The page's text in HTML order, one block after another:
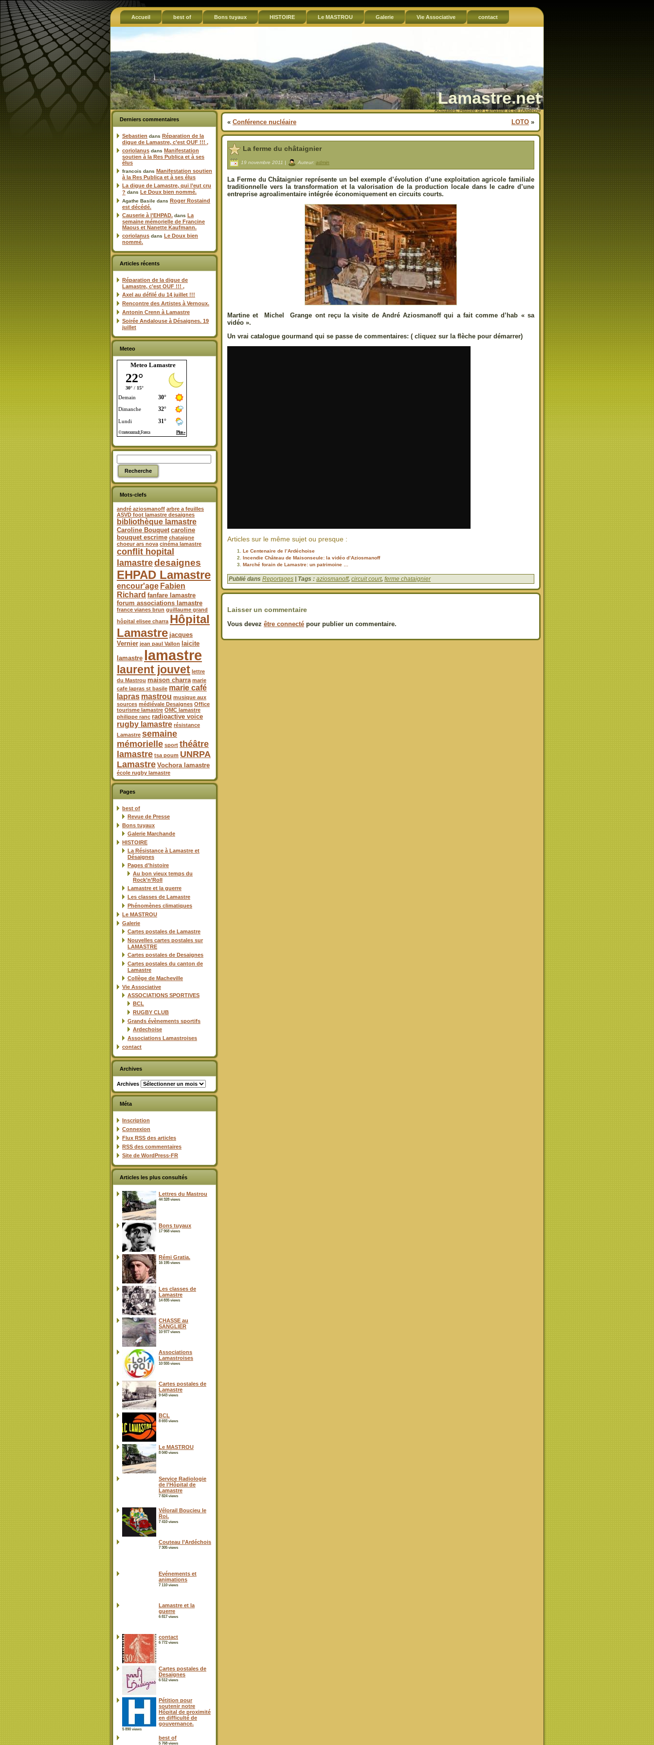
Accueil best of Bons tuyaux HISTOIRE Le MASTROU Galerie Vie Associative contact
Lamastre.net
Actualités, Histoire de Lamastre et de l'Ardèche
Derniers commentaires
Sebastien dans Réparation de la
digue de Lamastre, c’est OUF !!! ,
coriolanus dans Manifestation
soutien à la Res Publica et à ses
élus
francois dans Manifestation soutien
à la Res Publica et à ses élus
La digue de Lamastre, qui l’eut cru
? dans Le Doux bien nommé.
Agathe Basile dans Roger Rostaind
est décédé.
Causerie à l’EHPAD. dans La
semaine mémorielle de Francine
Maous et Nanette Kaufmann.
coriolanus dans Le Doux bien
nommé.
Articles récents
Réparation de la digue de
Lamastre, c’est OUF !!! ,
Axel au défilé du 14 juillet !!!
Rencontre des Artistes à Vernoux.
Antonin Crenn à Lamastre
Soirée Andalouse à Désaignes. 19
juillet
Meteo
Meteo Lamastre
Mots-clefs
andré aziosmanoff arbre a feuilles
ASVD foot lamastre desaignes
bibliothèque lamastre
Caroline Bouquet caroline
bouquet escrime chataigne
choeur ars nova cinéma lamastre
conflit hopital
lamastredesaignes
EHPAD Lamastre
encour'age Fabien
Richard fanfare lamastre
forum associations lamastre
france vianes brun guillaume grand
hôpital elisee charra Hôpital
Lamastre jacques
Vernier jean paul Vallon
laicite
lamastre lamastre
laurent jouvet lettre
du Mastrou maison charra marie
cafe lapras st basile marie café
lapras mastrou musique aux
sources médiévale Desaignes Office
tourisme lamastre OMC lamastre
philippe ranc radioactive voice
rugby lamastre résistance
Lamastre semaine
mémorielle sport théâtre
lamastre tsa poum UNRPA
Lamastre Vochora lamastre
école rugby lamastre
Pages
best of
Revue de Presse
Bons tuyaux
Galerie Marchande
HISTOIRE
La Résistance à Lamastre et
Désaignes
Pages d’histoire
Au bon vieux temps du
Rock’n’Roll
Lamastre et la guerre
Les classes de Lamastre
Phénomènes climatiques
Le MASTROU
Galerie
Cartes postales de Lamastre
Nouvelles cartes postales sur
LAMASTRE
Cartes postales de Desaignes
Cartes postales du canton de
Lamastre
Collège de Macheville
Vie Associative
ASSOCIATIONS SPORTIVES
BCL
RUGBY CLUB
Grands évènements sportifs
Ardechoise
Associations Lamastroises
contact
Archives
Archives
Méta
Inscription
Connexion
Flux RSS des articles
RSS des commentaires
Site de WordPress-FR
Articles les plus consultés
Lettres du Mastrou
44 328 views
Bons tuyaux
17 968 views
Rémi Gratia.
16 195 views
Les classes de
Lamastre
14 835 views
CHASSE au
SANGLIER
10 977 views
Associations
Lamastroises
10 555 views
Cartes postales de
Lamastre
9 643 views
BCL
8 693 views
Le MASTROU
8 040 views
Service Radiologie
de l’Hôpital de
Lamastre
7 824 views
Vélorail Boucieu le
Roi.
7 410 views
Couteau l’Ardéchois
7 305 views
Evénements et
animations
7 110 views
Lamastre et la
guerre
6 817 views
contact
6 772 views
Cartes postales de
Desaignes
6 512 views
Pétition pour
soutenir notre
Hôpital de proximité
en difficulté de
gouvernance.
5 890 views
best of
5 768 views
« Conférence nucléaire LOTO »
La ferme du châtaignier
19 novembre 2011 | Auteur: admin
La Ferme du Châtaignier représente un bel exemple d’évolution d’une exploitation agricole familiale
traditionnelle vers la transformation et la valorisation de la production locale dans le cadre d’une
entreprise agroalimentaire intégrée économiquement en circuits courts.
Martine et Michel Grange ont reçu la visite de André Aziosmanoff qui a fait comme d’hab « sa
vidéo ».
Un vrai catalogue gourmand qui se passe de commentaires: ( cliquez sur la flèche pour démarrer)
Articles sur le même sujet ou presque :
Le Centenaire de l’Ardéchoise
Incendie Château de Maisonseule: la vidéo d’Aziosmanoff
Marché forain de Lamastre: un patrimoine …
Publié dans Reportages | Tags : aziosmanoff, circuit court, ferme chataignier
Laisser un commentaire
Vous devez être connecté pour publier un commentaire.